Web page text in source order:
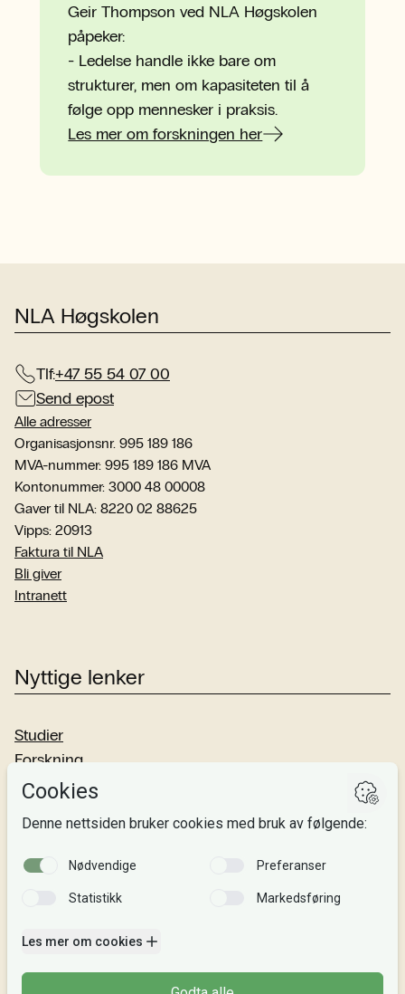
Geir Thompson ved NLA Høgskolen
påpeker:
- Ledelse handle ikke bare om
strukturer, men om kapasiteten til å
følge opp mennesker i praksis.
Les mer om forskningen her
NLA Høgskolen
Tlf:+47 55 54 07 00
Send epost
Alle adresser
Organisasjonsnr. 995 189 186
MVA-nummer: 995 189 186 MVA
Kontonummer: 3000 48 00008
Gaver til NLA: 8220 02 88625
Vipps: 20913
Faktura til NLA
Bli giver
Intranett
Nyttige lenker
Studier
Forskning
Om oss
Si fra!
Følg oss